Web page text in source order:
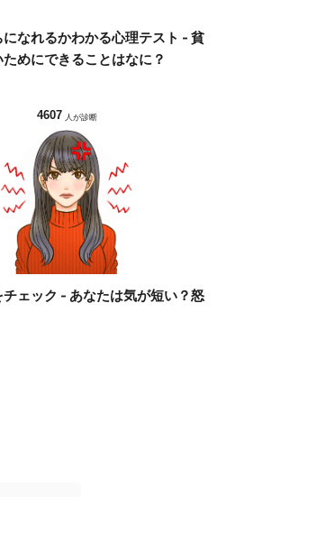
なれるかわかる心理テスト - 貧
めにできることはなに？
4607 人が診断
ェック - あなたは気が短い？怒